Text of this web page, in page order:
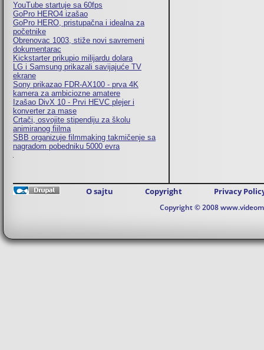
YouTube startuje sa 60fps
GoPro HERO4 izašao
GoPro HERO, pristupačna i idealna za
početnike
Obrenovac 1003, stiže novi savremeni
dokumentarac
Kickstarter prikupio milijardu dolara
LG i Samsung prikazali savijajuće TV
ekrane
Sony prikazao FDR-AX100 - prva 4K
kamera za ambiciozne amatere
Izašao DivX 10 - Prvi HEVC plejer i
konverter za mase
Crtači, osvojite stipendiju za školu
animiranog fiilma
SBB organizuje filmmaking takmičenje sa
nagradom pobedniku 5000 evra
O sajtu Copyright Privacy
Copyright © 2008